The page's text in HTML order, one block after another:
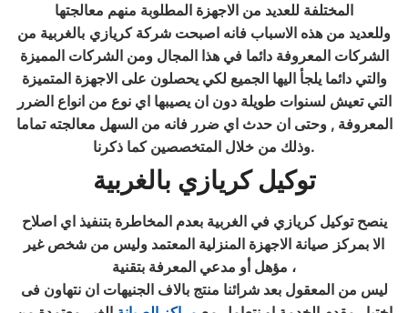
المختلفة للعديد من الاجهزة المطلوبة منهم معالجتها
وللعديد من هذه الاسباب فانه اصبحت شركة كريازي بالغربية من
الشركات المعروفة دائما في هذا المجال ومن الشركات المميزة
والتي دائما يلجأ اليها الجميع لكي يحصلون على الاجهزة المتميزة
التي تعيش لسنوات طويلة دون ان يصيبها اي نوع من انواع الضرر
المعروفة , وحتى ان حدث اي ضرر فانه من السهل معالجته تماما
وذلك من خلال المتخصصين كما ذكرنا.
توكيل كريازي بالغربية
ينصح توكيل كريازي في الغربية بعدم المخاطرة بتنفيذ اي اصلاح
الا بمركز صيانة الاجهزة المنزلية المعتمد وليس من شخص غير
مؤهل أو مدعي المعرفة بتقنية ،
ليس من المعقول بعد شرائنا منتج بالاف الجنيهات ان نتهاون فى